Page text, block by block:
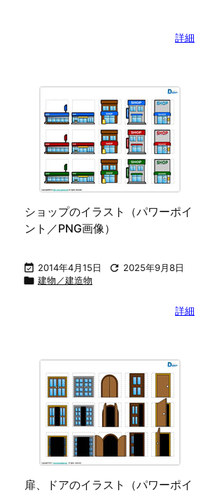
詳細
ショップのイラスト（パワーポイ
ント／PNG画像）
 2014年4月15日  2025年9月8日
 建物／建造物
詳細
扉、ドアのイラスト（パワーポイ